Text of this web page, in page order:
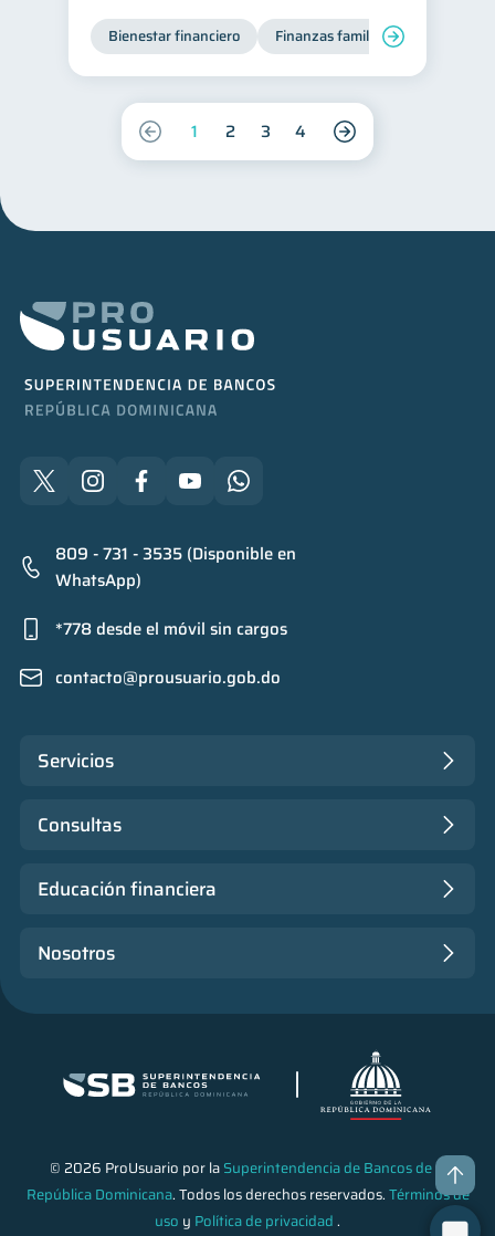
Bienestar financiero Finanzas familiares
1 2 3 4
© 2026 ProUsuario por laSuperintendencia de Bancos de la
República Dominicana. Todos los derechos reservados.Términos de
uso y Política de privacidad.
809 - 731 - 3535 (Disponible en
WhatsApp)
*778 desde el móvil sin cargos
contacto@prousuario.gob.do
Servicios
Consultas
Educación financiera
Nosotros